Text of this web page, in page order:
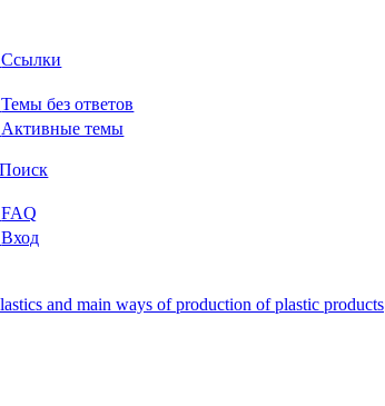
Ссылки
Темы без ответов
Активные темы
Поиск
FAQ
Вход
and main ways of production of plastic products